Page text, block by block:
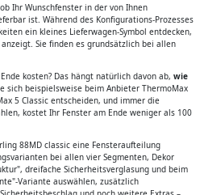
Ihr Wunschfenster in der von Ihnen
ist. Während des Konfigurations-Prozesses
ein kleines Lieferwagen-Symbol entdecken,
Sie finden es grundsätzlich bei allen
kosten? Das hängt natürlich davon ab, wie
sich beispielsweise beim Anbieter ThermoMax
5 Classic entscheiden, und immer die
kostet Ihr Fenster am Ende weniger als 100
88MD classic eine Fensteraufteilung
bei allen vier Segmenten, Dekor
dreifache Sicherheitsverglasung und beim
Variante auswählen, zusätzlich